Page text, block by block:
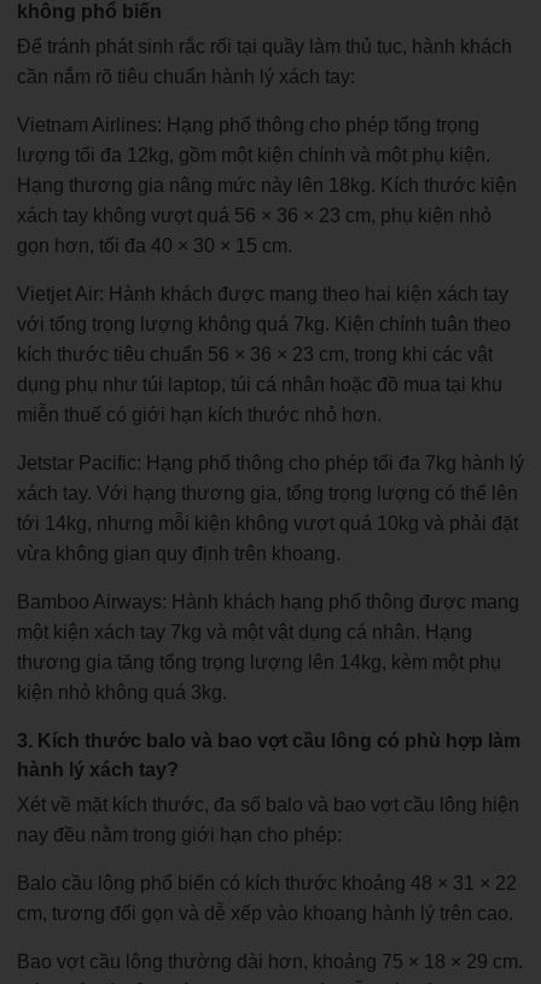
không phổ biến
Để tránh phát sinh rắc rối tại quầy làm thủ tục, hành khách
cần nắm rõ tiêu chuẩn hành lý xách tay:
Vietnam Airlines: Hạng phổ thông cho phép tổng trọng
lượng tối đa 12kg, gồm một kiện chính và một phụ kiện.
Hạng thương gia nâng mức này lên 18kg. Kích thước kiện
xách tay không vượt quá 56 × 36 × 23 cm, phụ kiện nhỏ
gọn hơn, tối đa 40 × 30 × 15 cm.
Vietjet Air: Hành khách được mang theo hai kiện xách tay
với tổng trọng lượng không quá 7kg. Kiện chính tuân theo
kích thước tiêu chuẩn 56 × 36 × 23 cm, trong khi các vật
dụng phụ như túi laptop, túi cá nhân hoặc đồ mua tại khu
miễn thuế có giới hạn kích thước nhỏ hơn.
Jetstar Pacific: Hạng phổ thông cho phép tối đa 7kg hành lý
xách tay. Với hạng thương gia, tổng trọng lượng có thể lên
tới 14kg, nhưng mỗi kiện không vượt quá 10kg và phải đặt
vừa không gian quy định trên khoang.
Bamboo Airways: Hành khách hạng phổ thông được mang
một kiện xách tay 7kg và một vật dụng cá nhân. Hạng
thương gia tăng tổng trọng lượng lên 14kg, kèm một phụ
kiện nhỏ không quá 3kg.
3. Kích thước balo và bao vợt cầu lông có phù hợp làm
hành lý xách tay?
Xét về mặt kích thước, đa số balo và bao vợt cầu lông hiện
nay đều nằm trong giới hạn cho phép:
Balo cầu lông phổ biến có kích thước khoảng 48 × 31 × 22
cm, tương đối gọn và dễ xếp vào khoang hành lý trên cao.
Bao vợt cầu lông thường dài hơn, khoảng 75 × 18 × 29 cm.